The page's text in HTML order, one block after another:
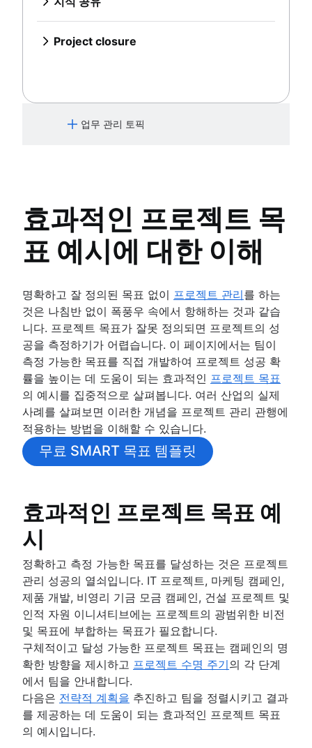
엔터티 관계 다이어그램
팀 프로젝트 관리
공 예정)
협업 중심의 회의
회의를 줄이는 방법
미팅 메모 및 안건
개요
프로젝트 회고
이해 관계자 이론
커뮤니케이션 계획
기능적 조직 구조[정의, 이점 + 예시]
개요
모델
공동 리더십
지식 공유 문화
설명서
표준 운영 절차
프로세스 설명서
작업 명세서
문서 관리 프로세스
개요
엔터프라이즈 소셜 네트워크
비즈니스 프로세스 리엔지니어링
AWS 다이어그램
SIPOC 다이어그램
엔터티 관계 다이어그램
있는지 몰랐던 7가지 멋진 기능
Confluence 데이터베이스로 콘텐츠
관리 단순화
종합적 품질 관리
개요
협업 중심의 커뮤니케이션
공동 작업을 통한 콘텐츠 만들기
명목 집단 기법
교차 기능 팀
개요
브레인스토밍 모범 사례
브레인스토밍 세션
Confluence 화이트보드를 사용한
회의를 줄이는 방법
팀 관리 및 리더십
개요
커뮤니케이션 계획
직원 참여 활동
직원 인정
관리 스타일
원활하지 못한 커뮤니케이션 극복
기능적 조직 구조[정의, 이점 + 예
시]
개요
모델
공동 리더십
개요
개요
중앙 집중식 기술 자료
지식 공유 문화
표준 운영 절차
프로세스 설명서
팀을 위한 단일 정보 출처 만들기
문서 저장 및 추적
소프트웨어 설계 문서
작업 명세서
문서 관리 프로세스
개요
엔터프라이즈 소셜 네트워크
Project closure
업무 관리 토픽
AI 프로젝트 관리
프로젝트 관리 단계
프로젝트 수명 주기
원칙
Creative project management
솔루션
IT 프로젝트 관리
Cloud-based project management
이벤트 프로젝트 관리 가이드[2025]
건설 프로젝트 관리
건설 프로젝트 관리 소프트웨어
프로젝트 진행률을 추적하는 방법
Project initiation
What is project initiation?
Project milestones
프로젝트 산출물
이해 관계자 매핑: 정의, 이점 및 예시
프로젝트 범위
세 가지 제약 조건
비즈니스 케이스
개념 증명
제안서 개요
프로젝트 헌장 및 프로젝트 포스터 비교
목표 설정
목표 유형
프로젝트 목표 예시
비용 편익 분석
비즈니스 모델 캔버스
지각 매핑의 이해
Goal management software
역할 및 책임
프로젝트 역할
프로젝트 관리자
프로젝트 리더
프로젝트 후원자
프로젝트 소유자
프로젝트 계획
개요
프로젝트 계획 개발
작업 계획
전략적 계획
개요
예제
계획 프레임워크
효과적인 프로젝트 목
표 예시에 대한 이해
명확하고 잘 정의된 목표 없이 프로젝트 관리를 하는
것은 나침반 없이 폭풍우 속에서 항해하는 것과 같습
니다. 프로젝트 목표가 잘못 정의되면 프로젝트의 성
공을 측정하기가 어렵습니다. 이 페이지에서는 팀이
측정 가능한 목표를 직접 개발하여 프로젝트 성공 확
률을 높이는 데 도움이 되는 효과적인 프로젝트 목표
의 예시를 집중적으로 살펴봅니다. 여러 산업의 실제
사례를 살펴보면 이러한 개념을 프로젝트 관리 관행에
적용하는 방법을 이해할 수 있습니다.
무료 SMART 목표 템플릿
효과적인 프로젝트 목표 예
시
정확하고 측정 가능한 목표를 달성하는 것은 프로젝트
관리 성공의 열쇠입니다. IT 프로젝트, 마케팅 캠페인,
제품 개발, 비영리 기금 모금 캠페인, 건설 프로젝트 및
인적 자원 이니셔티브에는 프로젝트의 광범위한 비전
및 목표에 부합하는 목표가 필요합니다.
구체적이고 달성 가능한 프로젝트 목표는 캠페인의 명
확한 방향을 제시하고 프로젝트 수명 주기의 각 단계
에서 팀을 안내합니다.
다음은 전략적 계획을 추진하고 팀을 정렬시키고 결과
를 제공하는 데 도움이 되는 효과적인 프로젝트 목표
의 예시입니다.